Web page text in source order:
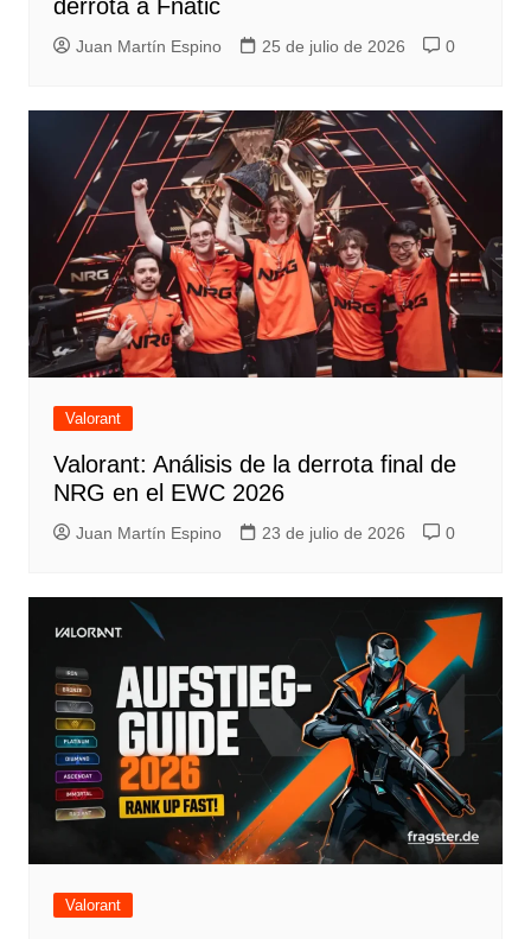
derrota a Fnatic
Juan Martín Espino 25 de julio de 2026 0
Valorant
Valorant: Análisis de la derrota final de
NRG en el EWC 2026
Juan Martín Espino 23 de julio de 2026 0
Valorant